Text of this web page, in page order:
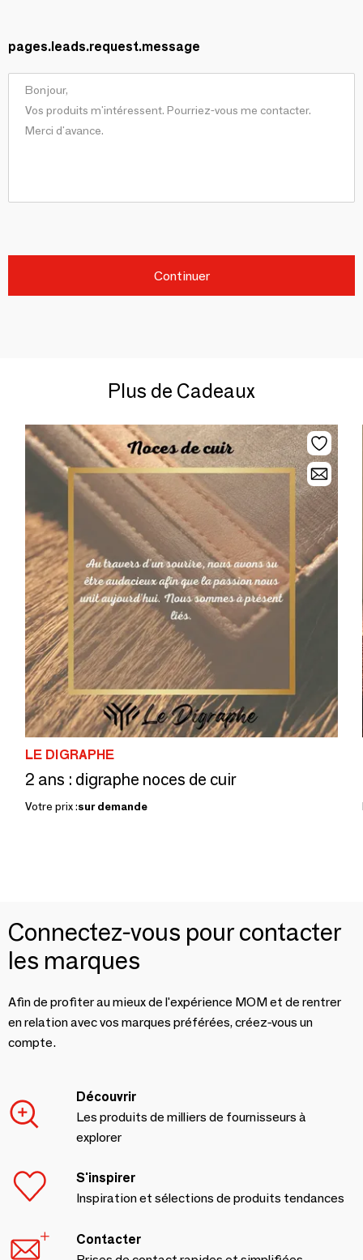
pages.leads.request.message
Continuer
Plus de Cadeaux
LE DIGRAPHE
2 ans : digraphe noces de cuir
Votre prix :sur demande
Connectez-vous pour contacter
les marques
Afin de profiter au mieux de l'expérience MOM et de rentrer
en relation avec vos marques préférées, créez-vous un
compte.
Découvrir
Les produits de milliers de fournisseurs à
explorer
S'inspirer
Inspiration et sélections de produits tendances
Contacter